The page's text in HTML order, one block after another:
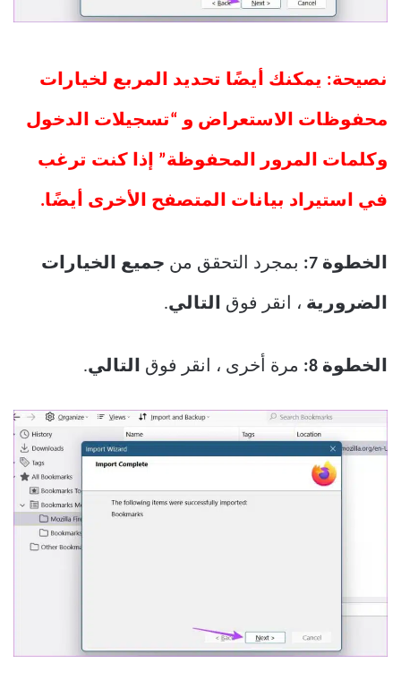
نصيحة: يمكنك أيضًا تحديد المربع لخيارات
محفوظات الاستعراض و “تسجيلات الدخول
وكلمات المرور المحفوظة” إذا كنت ترغب
في استيراد بيانات المتصفح الأخرى أيضًا.
الخطوة 7: بمجرد التحقق من جميع الخيارات
الضرورية ، انقر فوق التالي.
الخطوة 8: مرة أخرى ، انقر فوق التالي.